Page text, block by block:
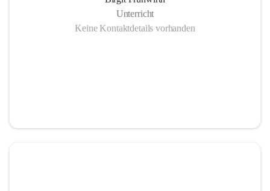
Unterricht
Keine Kontaktdetails vorhanden